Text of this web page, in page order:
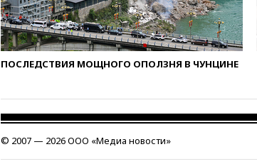
ПОСЛЕДСТВИЯ МОЩНОГО ОПОЛЗНЯ В ЧУНЦИНЕ
© 2007 — 2026 ООО «Медиа новости»